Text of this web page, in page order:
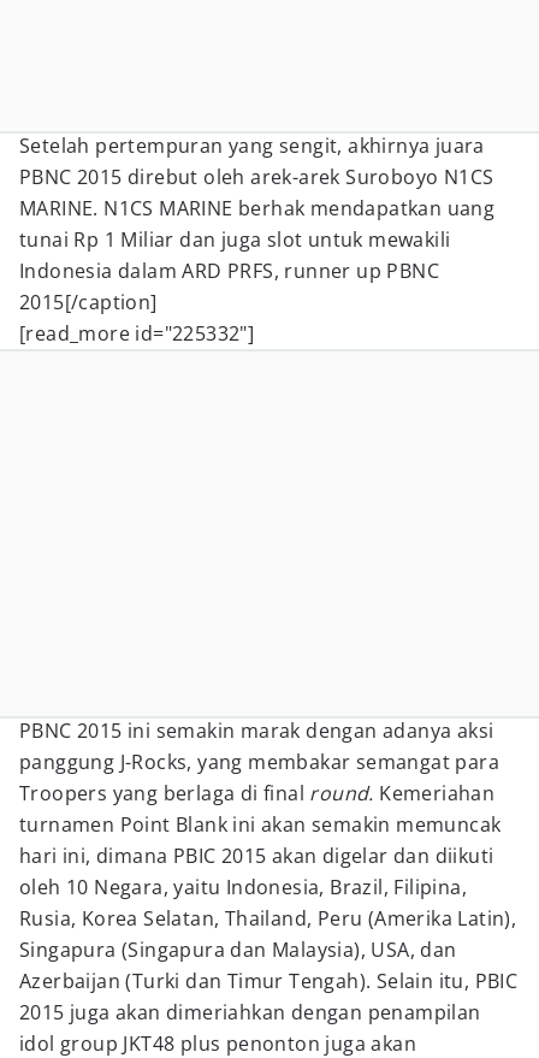
Setelah pertempuran yang sengit, akhirnya juara
PBNC 2015 direbut oleh arek-arek Suroboyo N1CS
MARINE. N1CS MARINE berhak mendapatkan uang
tunai Rp 1 Miliar dan juga slot untuk mewakili
Indonesia dalam ARD PRFS, runner up PBNC
2015[/caption]
[read_more id="225332"]
PBNC 2015 ini semakin marak dengan adanya aksi
panggung J-Rocks, yang membakar semangat para
Troopers yang berlaga di final round. Kemeriahan
turnamen Point Blank ini akan semakin memuncak
hari ini, dimana PBIC 2015 akan digelar dan diikuti
oleh 10 Negara, yaitu Indonesia, Brazil, Filipina,
Rusia, Korea Selatan, Thailand, Peru (Amerika Latin),
Singapura (Singapura dan Malaysia), USA, dan
Azerbaijan (Turki dan Timur Tengah). Selain itu, PBIC
2015 juga akan dimeriahkan dengan penampilan
idol group JKT48 plus penonton juga akan